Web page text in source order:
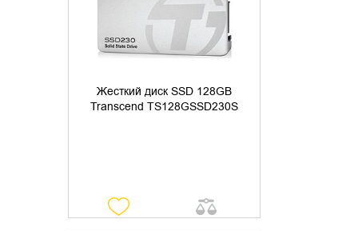
Жесткий диск SSD 128GB
Transcend TS128GSSD230S